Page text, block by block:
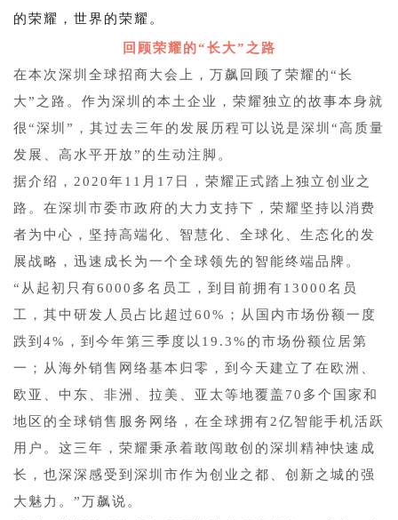
的荣耀，世界的荣耀。
回顾荣耀的“长大”之路
在本次深圳全球招商大会上，万飙回顾了荣耀的“长
大”之路。作为深圳的本土企业，荣耀独立的故事本身就
很“深圳”，其过去三年的发展历程可以说是深圳“高质量
发展、高水平开放”的生动注脚。
据介绍，2020年11月17日，荣耀正式踏上独立创业之
路。在深圳市委市政府的大力支持下，荣耀坚持以消费
者为中心，坚持高端化、智慧化、全球化、生态化的发
展战略，迅速成长为一个全球领先的智能终端品牌。
“从起初只有6000多名员工，到目前拥有13000名员
工，其中研发人员占比超过60%；从国内市场份额一度
跌到4%，到今年第三季度以19.3%的市场份额位居第
一；从海外销售网络基本归零，到今天建立了在欧洲、
欧亚、中东、非洲、拉美、亚太等地覆盖70多个国家和
地区的全球销售服务网络，在全球拥有2亿智能手机活跃
用户。这三年，荣耀秉承着敢闯敢创的深圳精神快速成
长，也深深感受到深圳市作为创业之都、创新之城的强
大魅力。”万飙说。